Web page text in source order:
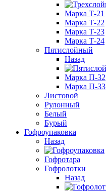
Марка Т-21
Марка Т-22
Марка Т-23
Марка Т-24
Пятислойный
Назад
Марка П-32
Марка П-33
Листовой
Рулонный
Белый
Бурый
Гофроупаковка
Назад
Гофротара
Гофролотки
Назад